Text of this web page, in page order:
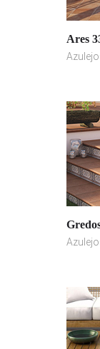
Ares